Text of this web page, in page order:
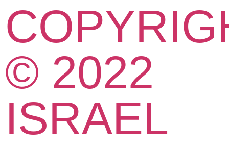
© 2022
ISRAEL